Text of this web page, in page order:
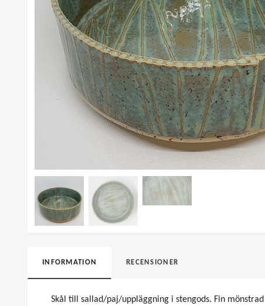
INFORMATION RECENSIONER
Skål till sallad/paj/uppläggning i stengods. Fin